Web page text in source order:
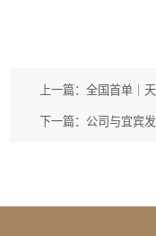
下一篇：公司与宜宾